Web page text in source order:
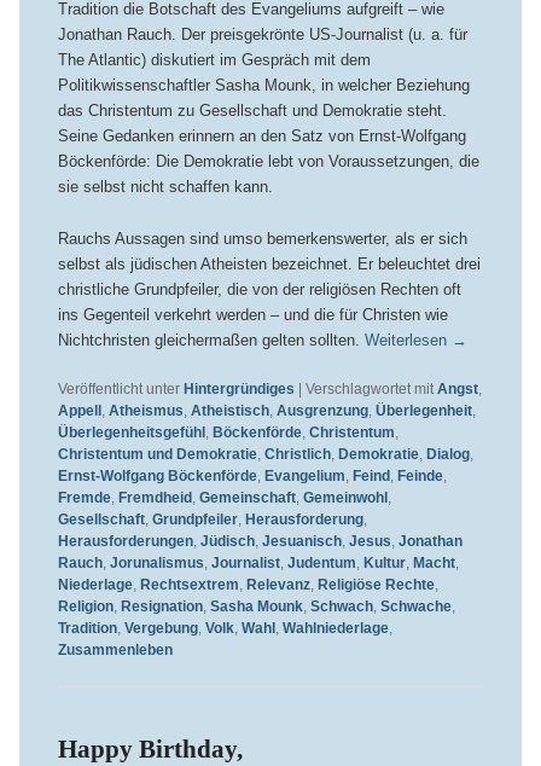
Tradition die Botschaft des Evangeliums aufgreift – wie
Jonathan Rauch. Der preisgekrönte US-Journalist (u. a. für
The Atlantic) diskutiert im Gespräch mit dem
Politikwissenschaftler Sasha Mounk, in welcher Beziehung
das Christentum zu Gesellschaft und Demokratie steht.
Seine Gedanken erinnern an den Satz von Ernst-Wolfgang
Böckenförde: Die Demokratie lebt von Voraussetzungen, die
sie selbst nicht schaffen kann.
Rauchs Aussagen sind umso bemerkenswerter, als er sich
selbst als jüdischen Atheisten bezeichnet. Er beleuchtet drei
christliche Grundpfeiler, die von der religiösen Rechten oft
ins Gegenteil verkehrt werden – und die für Christen wie
Nichtchristen gleichermaßen gelten sollten. Weiterlesen →
Veröffentlicht unter Hintergründiges | Verschlagwortet mit Angst,
Appell, Atheismus Atheistisch, Ausgrenzung, Überlegenheit,
Überlegenheitsgefühl, Böckenförde, Christentum
Christentum und Demokratie, Christlich, Demokratie, Dialog,
Ernst-Wolfgang Böckenförde, Evangelium Feind, Feinde,
Fremde, Fremdheid, Gemeinschaft, Gemeinwohl,
Gesellschaft, Grundpfeiler, Herausforderung,
Herausforderungen, Jüdisch, Jesuanisch, Jesus Jonathan
Rauch, Jorunalismus Journalist, Judentum Kultur, Macht,
Niederlage, Rechtsextrem Relevanz, Religiöse Rechte,
Religion, Resignation, Sasha Mounk, Schwach, Schwache,
Tradition, Vergebung, Volk, Wahl, Wahlniederlage,
Zusammenleben
Happy Birthday,